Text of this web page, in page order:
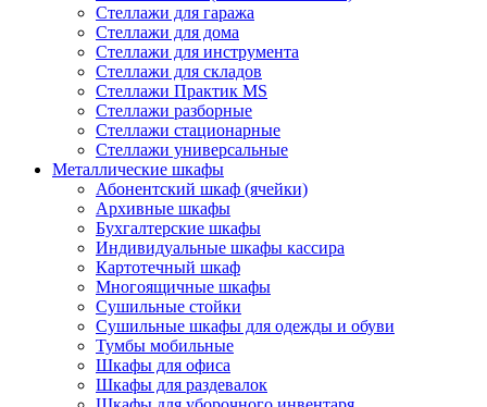
Стеллажи для гаража
Стеллажи для дома
Стеллажи для инструмента
Стеллажи для складов
Стеллажи Практик MS
Стеллажи разборные
Стеллажи стационарные
Стеллажи универсальные
Металлические шкафы
Абонентский шкаф (ячейки)
Архивные шкафы
Бухгалтерские шкафы
Индивидуальные шкафы кассира
Картотечный шкаф
Многоящичные шкафы
Сушильные стойки
Сушильные шкафы для одежды и обуви
Тумбы мобильные
Шкафы для офиса
Шкафы для раздевалок